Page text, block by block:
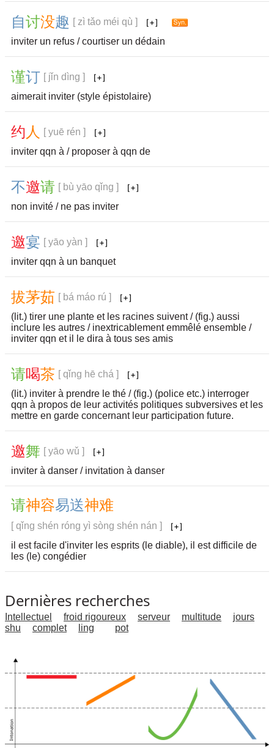
自讨没趣 [ zì tǎo méi qù ]
inviter un refus / courtiser un dédain
谨订 [ jǐn dìng ]
aimerait inviter (style épistolaire)
约 人
[ yuē rén ]
inviter qqn à / proposer à qqn de
不邀请 [ bù yāo qǐng ]
non invité / ne pas inviter
邀宴 [ yāo yàn ]
inviter qqn à un banquet
拔茅茹 [ bá máo rú ]
(lit.) tirer une plante et les racines suivent / (fig.) aussi
inclure les autres / inextricablement emmêlé ensemble /
inviter qqn et il le dira à tous ses amis
请喝茶 [ qǐng hē chá ]
(lit.) inviter à prendre le thé / (fig.) (police etc.) interroger
qqn à propos de leur activités politiques subversives et les
mettre en garde concernant leur participation future.
邀舞 [ yāo wǔ ]
inviter à danser / invitation à danser
请神容易送神难
[ qǐng shén róng yì sòng shén nán ]
il est facile d'inviter les esprits (le diable), il est difficile de
les (le) congédier
Dernières recherches
Intellectuel froid rigoureux serveur multitude
jours
shu
complet ling pot